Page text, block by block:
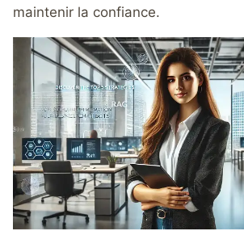
maintenir la confiance.